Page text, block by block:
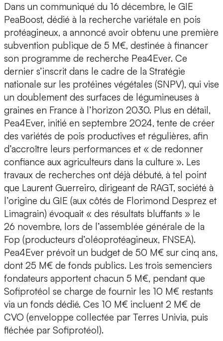
Dans un communiqué du 16 décembre, le GIE
PeaBoost, dédié à la recherche variétale en pois
protéagineux, a annoncé avoir obtenu une première
subvention publique de 5 M€, destinée à financer
son programme de recherche Pea4Ever. Ce
dernier s’inscrit dans le cadre de la Stratégie
nationale sur les protéines végétales (SNPV), qui vise
un doublement des surfaces de légumineuses à
graines en France à l’horizon 2030. Plus en détail,
Pea4Ever, initié en septembre 2024, tente de créer
des variétés de pois productives et régulières, afin
d’accroître leurs performances et « de redonner
confiance aux agriculteurs dans la culture ». Les
travaux de recherches ont déjà débuté, à tel point
que Laurent Guerreiro, dirigeant de RAGT, société à
l’origine du GIE (aux côtés de Florimond Desprez et
Limagrain) évoquait « des résultats bluffants » le
26 novembre, lors de l’assemblée générale de la
Fop (producteurs d’oléoprotéagineux, FNSEA).
Pea4Ever prévoit un budget de 50 M€ sur cinq ans,
dont 25 M€ de fonds publics. Les trois semenciers
fondateurs apportent chacun 5 M€, pendant que
Sofiprotéol se charge de fournir les 10 M€ restants
via un fonds dédié. Ces 10 M€ incluent 2 M€ de
CVO (enveloppe collectée par Terres Univia, puis
fléchée par Sofiprotéol).